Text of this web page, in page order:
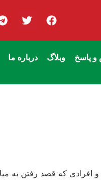
پاسخ وبلاگ درباره ما
که قصد رفتن به